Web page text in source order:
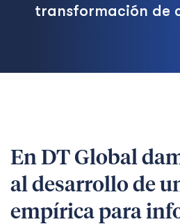
transformación de
En DT Global
al desarrollo de
empírica para